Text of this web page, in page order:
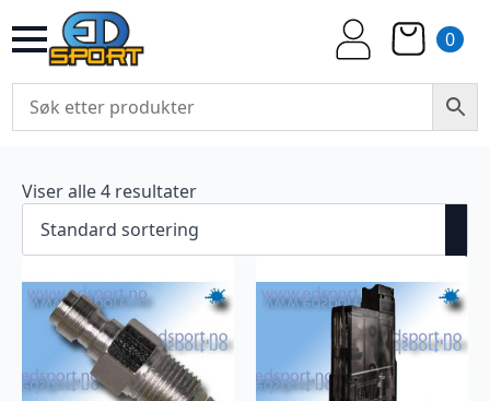
0
Viser alle 4 resultater